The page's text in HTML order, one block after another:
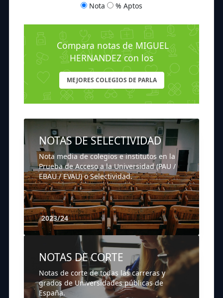
Nota % Aptos
Compara notas de MIGUEL
HERNANDEZ con los
MEJORES COLEGIOS DE PARLA
NOTAS DE SELECTIVIDAD
Nota media de colegios e institutos en la
Prueba de Acceso a la Universidad (PAU /
EBAU / EVAU) o Selectividad.
2023/24
NOTAS DE CORTE
Notas de corte de todas las carreras y
grados de Universidades públicas de
España.